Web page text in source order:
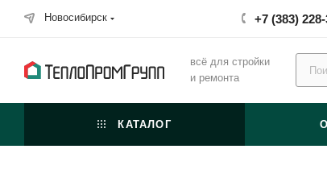
Новосибирск +7 (383)
всё для стройки
и ремонта
КАТАЛОГ